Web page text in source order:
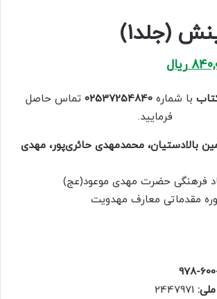
(جلد۱)
ریال.
ریال
is:
840,000 ریال.
با شماره 02537254840 تماس حاصل
فرمایید.
بالادستیان، محمدمهدی حائری‌پور، مهدی
فرهنگی حضرت مهدی موعود(عج)
مقدماتی معارف مهدویت